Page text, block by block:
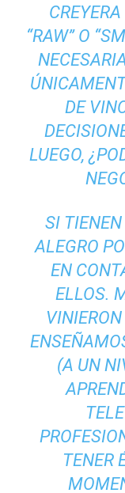
“RAW” O
DE
LUEGO,
SI
ALEGRO
EN
ELLOS.
(A UN
TENER